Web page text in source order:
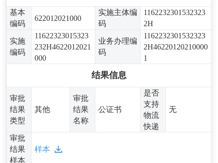
基本
编码
622012021000
实施主体编
码
1162232301532323
2H
实施
编码
11622323015323
232H4622012021
000
业务办理编
码
1162232301532323
2H46220120210000
1
结果信息
审批
结果
类型
其他
审批
结果
名称
公证书
是否
支持
物流
快递
无
审批
结果
样本
样本